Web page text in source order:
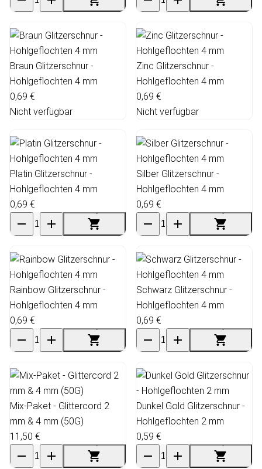
Braun Glitzerschnur -
Hohlgeflochten 4 mm
0,69 €
Nicht verfügbar
Zinc Glitzerschnur -
Hohlgeflochten 4 mm
0,69 €
Nicht verfügbar
Platin Glitzerschnur -
Hohlgeflochten 4 mm
0,69 €
Silber Glitzerschnur -
Hohlgeflochten 4 mm
0,69 €
Rainbow Glitzerschnur -
Hohlgeflochten 4 mm
0,69 €
Schwarz Glitzerschnur -
Hohlgeflochten 4 mm
0,69 €
Mix-Paket - Glittercord 2
mm & 4 mm (50G)
11,50 €
Dunkel Gold Glitzerschnur -
Hohlgeflochten 2 mm
0,59 €